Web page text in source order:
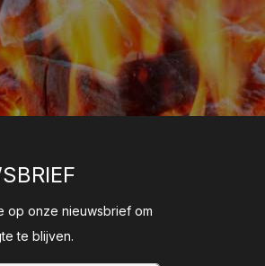
op onze nieuwsbrief om
te blijven.